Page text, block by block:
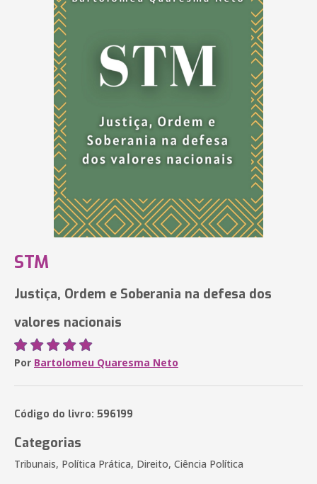
STM
Justiça, Ordem e Soberania na defesa dos
valores nacionais
Por Bartolomeu Quaresma Neto
Código do livro: 596199
Categorias
Tribunais, Política Prática, Direito, Ciência Política